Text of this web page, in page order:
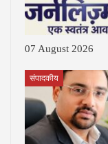
07 August 2026
संपादकीय